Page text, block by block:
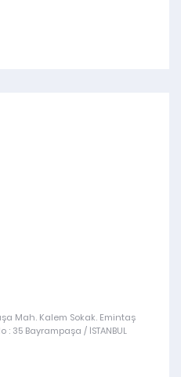
Mah. Kalem Sokak. Emintaş
: 35 Bayrampaşa / İSTANBUL